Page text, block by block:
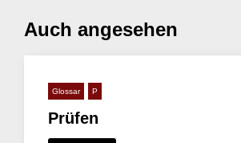
Auch angesehen
Glossar P
Prüfen